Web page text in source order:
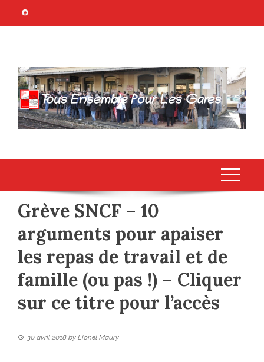
TOUS ENSEMBLE
POUR LES GARES
Association Citoyenne
Grève SNCF – 10
arguments pour apaiser
les repas de travail et de
famille (ou pas !) – Cliquer
sur ce titre pour l’accès
30 avril 2018 by Lionel Maury